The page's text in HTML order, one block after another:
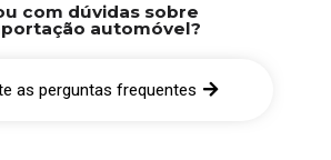
com dúvidas sobre
automóvel?
as perguntas frequentes